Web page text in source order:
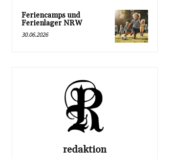
Feriencamps und
Ferienlager NRW
30.06.2026
redaktion